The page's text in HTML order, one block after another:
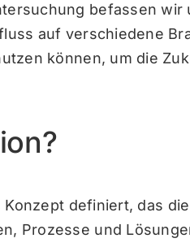
befassen wir
auf verschiedene
können, um die
definiert, das die
Prozesse und